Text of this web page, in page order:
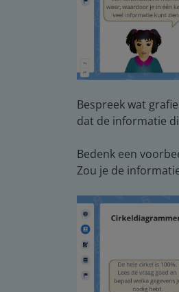
Bespreek wat
dat de informatie
Bedenk een
Zou je de